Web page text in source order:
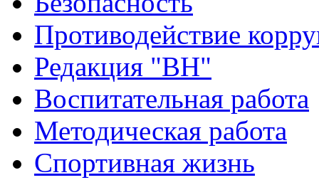
Противодействие
Редакция "ВН"
Воспитательная работа
Методическая работа
Спортивная жизнь